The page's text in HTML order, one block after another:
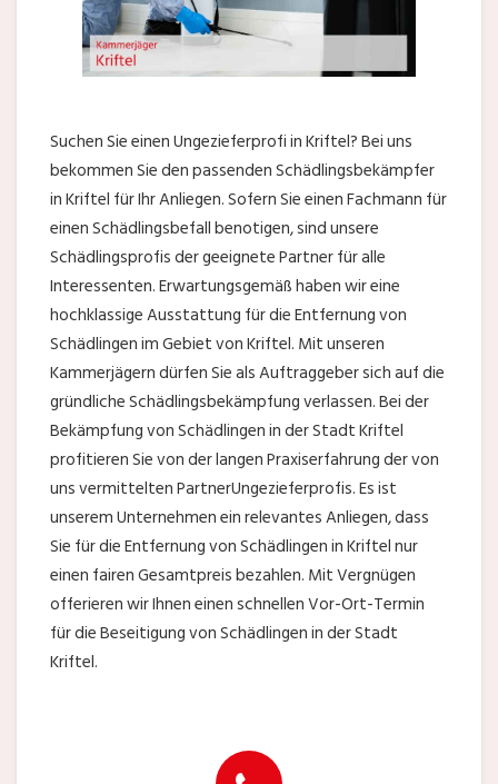
Suchen Sie einen Ungezieferprofi in Kriftel? Bei uns
bekommen Sie den passenden Schädlingsbekämpfer
in Kriftel für Ihr Anliegen. Sofern Sie einen Fachmann für
einen Schädlingsbefall benotigen, sind unsere
Schädlingsprofis der geeignete Partner für alle
Interessenten. Erwartungsgemäß haben wir eine
hochklassige Ausstattung für die Entfernung von
Schädlingen im Gebiet von Kriftel. Mit unseren
Kammerjägern dürfen Sie als Auftraggeber sich auf die
gründliche Schädlingsbekämpfung verlassen. Bei der
Bekämpfung von Schädlingen in der Stadt Kriftel
profitieren Sie von der langen Praxiserfahrung der von
uns vermittelten PartnerUngezieferprofis. Es ist
unserem Unternehmen ein relevantes Anliegen, dass
Sie für die Entfernung von Schädlingen in Kriftel nur
einen fairen Gesamtpreis bezahlen. Mit Vergnügen
offerieren wir Ihnen einen schnellen Vor-Ort-Termin
für die Beseitigung von Schädlingen in der Stadt
Kriftel.